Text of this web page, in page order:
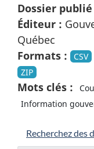
Dossier publié
Éditeur :
Québec
Formats :
CSV
ZIP
Mots clés :
Information
Recherchez des